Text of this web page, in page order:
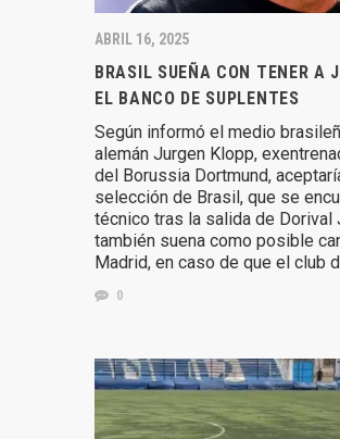
ABRIL 16, 2025
BRASIL SUEÑA CON TENER A
EL BANCO DE SUPLENTES
Según informó el medio
alemán Jurgen Klopp,
del Borussia Dortmund,
selección de Brasil, que se
técnico tras la salida de Dorival
también suena como posible
Madrid, en caso de que el club
0